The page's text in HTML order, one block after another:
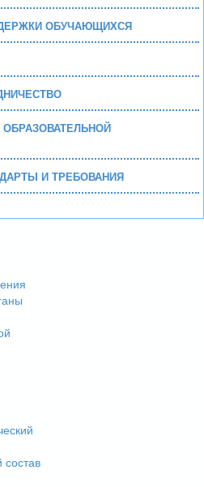
ОБУЧАЮЩИХСЯ
И ТРЕБОВАНИЯ
состав